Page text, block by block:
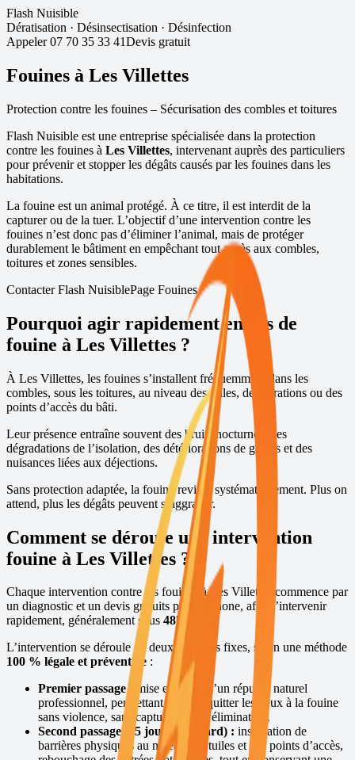
Flash Nuisible
Dératisation · Désinsectisation · Désinfection
Appeler 07 70 35 33 41Devis gratuit
Fouines à Les Villettes
Protection contre les fouines – Sécurisation des combles et toitures
Flash Nuisible est une entreprise spécialisée dans la protection
contre les fouines à Les Villettes, intervenant auprès des particuliers
pour prévenir et stopper les dégâts causés par les fouines dans les
habitations.
La fouine est un animal protégé. À ce titre, il est interdit de la
capturer ou de la tuer. L’objectif d’une intervention contre les
fouines n’est donc pas d’éliminer l’animal, mais de protéger
durablement le bâtiment en empêchant tout accès aux combles,
toitures et zones sensibles.
Contacter Flash NuisiblePage Fouines
Pourquoi agir rapidement en cas de
fouine à Les Villettes ?
À Les Villettes, les fouines s’installent fréquemment dans les
combles, sous les toitures, au niveau des tuiles, des aérations ou des
points d’accès du bâti.
Leur présence entraîne souvent des bruits nocturnes, des
dégradations de l’isolation, des détériorations de gaines et des
nuisances liées aux déjections.
Sans protection adaptée, la fouine revient systématiquement. Plus on
attend, plus les dégâts peuvent s’aggraver.
Comment se déroule une intervention
fouine à Les Villettes ?
Chaque intervention contre les fouines àLes Villettes
commence par
un diagnostic et un devis gratuits par téléphone, afin d’intervenir
rapidement, généralement sous 48h
L’intervention se déroule en deux passages fixes, selon une méthode
100 % légale et préventive :
Premier passage :
mise en place d’un répulsif naturel
professionnel, permettant de faire quitter les lieux à la fouine
sans violence, sans capture et sans élimination.
Second passage (15 jours plus tard) : installation de
barrières physiques au niveau des tuiles et des points d’accès,